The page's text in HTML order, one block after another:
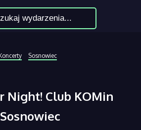
Sosnowiec
Night! Club KOMin
Sosnowiec